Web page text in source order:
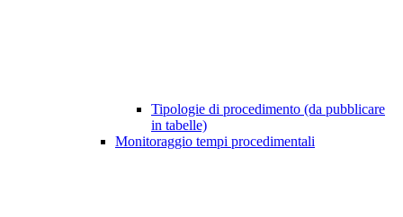
Tipologie di procedimento (da pubblicare
in tabelle)
Monitoraggio tempi procedimentali